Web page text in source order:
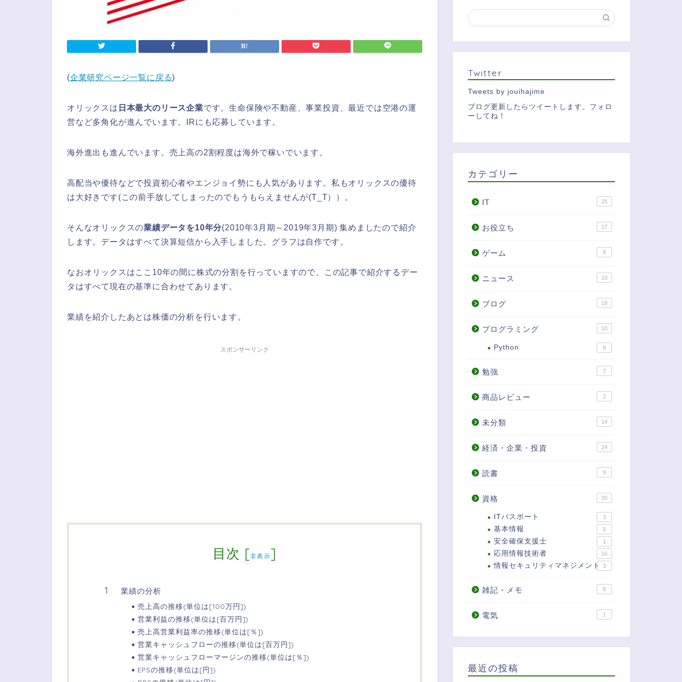
(企業研究ページ一覧に戻る)
オリックスは 日本最大のリース企業です。生命保険や不動産、事業投資、最近では空港の運
営など多角化が進んでいます。IRにも応募しています。
海外進出も進んでいます。売上高の2割程度は海外で稼いでいます。
高配当や優待などで投資初心者やエンジョイ勢にも人気があります。私もオリックスの優待
は大好きです(この前手放してしまったのでもうもらえませんが(T_T））。
そんなオリックスの業績データを10年分(2010年3月期～2019年3月期) 集めましたので紹介
します。データはすべて決算短信から入手しました。グラフは自作です。
なおオリックスはここ10年の間に株式の分割を行っていますので、この記事で紹介するデー
タはすべて現在の基準に合わせてあります。
業績を紹介したあとは株価の分析を行います。
スポンサーリンク
目次 [非表示]
業績の分析
売上高の推移(単位は[100万円])
営業利益の推移(単位は[百万円])
売上高営業利益率の推移(単位は[％])
営業キャッシュフローの推移(単位は[百万円])
営業キャッシュフローマージンの推移(単位は[％])
EPSの推移(単位は[円])
Twitter
Tweets by jouihajime
ブログ更新したらツイートします。フォロ
ーしてね！
カテゴリー
IT 25
お役立ち 17
ゲーム 8
ニュース 10
ブログ 18
プログラミング 10
Python 9
勉強 7
商品レビュー 2
未分類 14
経済・企業・投資 24
読書 9
資格 30
ITパスポート 3
基本情報 5
安全確保支援士 1
応用情報技術者 16
情報セキュリティマネジメント 3
雑記・メモ 6
電気 1
最近の投稿